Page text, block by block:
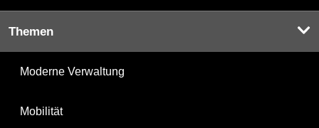
Themen
Moderne Verwaltung
Mobilität